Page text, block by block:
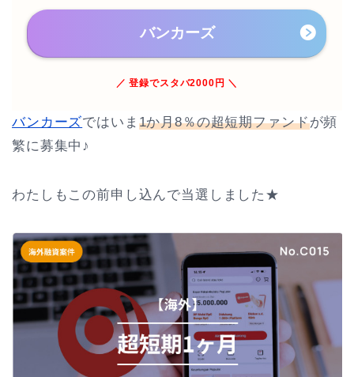
バンカーズ
／ 登録でスタバ2000円 ＼
バンカーズではいま 1か月8％の超短期ファンドが頻
繁に募集中♪
わたしもこの前申し込んで当選しました★